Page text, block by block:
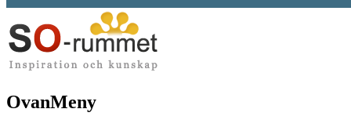
OvanMeny